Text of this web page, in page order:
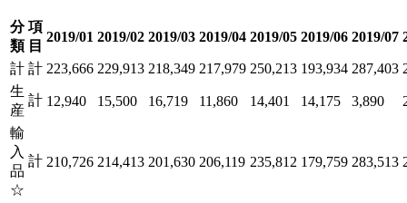
分
類
項
目
2019/01 2019/02 2019/03 2019/04 2019/05 2019/06 2019/07
計 計 223,666 229,913 218,349 217,979 250,213 193,934 287,403
生
産
計 12,940 15,500 16,719 11,860 14,401 14,175 3,890
輸
入
品
☆
計 210,726 214,413 201,630 206,119 235,812 179,759 283,513